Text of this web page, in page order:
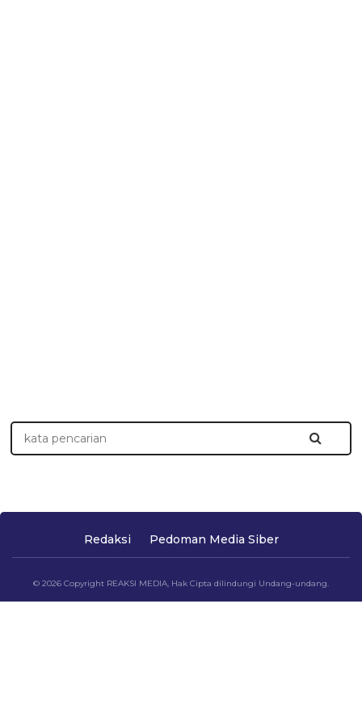
Redaksi Pedoman Media Siber
© 2026 Copyright REAKSI MEDIA, Hak Cipta dilindungi Undang-undang.